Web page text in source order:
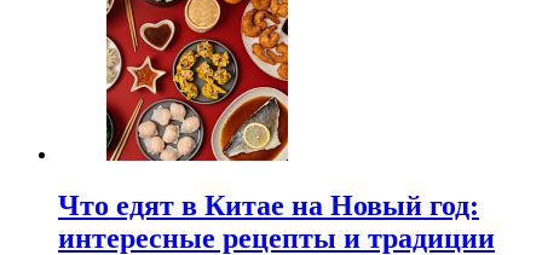
Что едят в Китае на Новый год:
интересные рецепты и традиции